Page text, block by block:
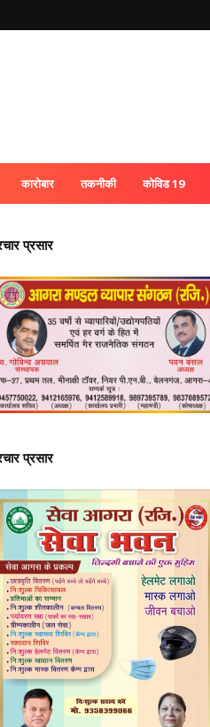
कारोबार तकनीकी कोविड 19
प्रसार
प्रसार